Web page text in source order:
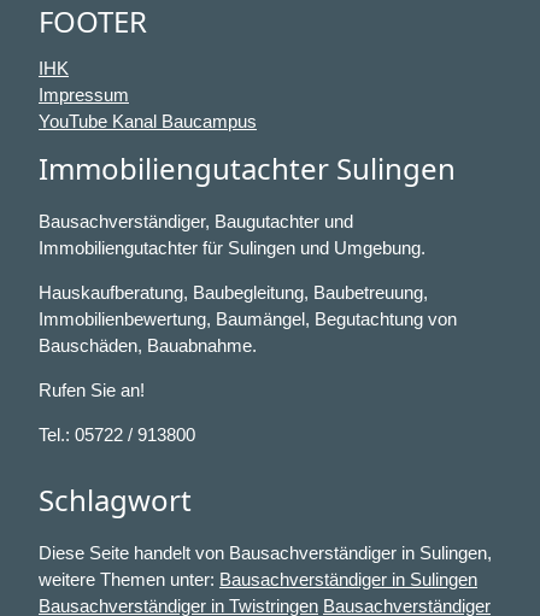
FOOTER
IHK
Impressum
YouTube Kanal Baucampus
Immobiliengutachter Sulingen
Bausachverständiger, Baugutachter und
Immobiliengutachter für Sulingen und Umgebung.
Hauskaufberatung, Baubegleitung, Baubetreuung,
Immobilienbewertung, Baumängel, Begutachtung von
Bauschäden, Bauabnahme.
Rufen Sie an!
Tel.: 05722 / 913800
Schlagwort
Diese Seite handelt von Bausachverständiger in Sulingen,
weitere Themen unter: Bausachverständiger in Sulingen
Bausachverständiger in Twistringen Bausachverständiger